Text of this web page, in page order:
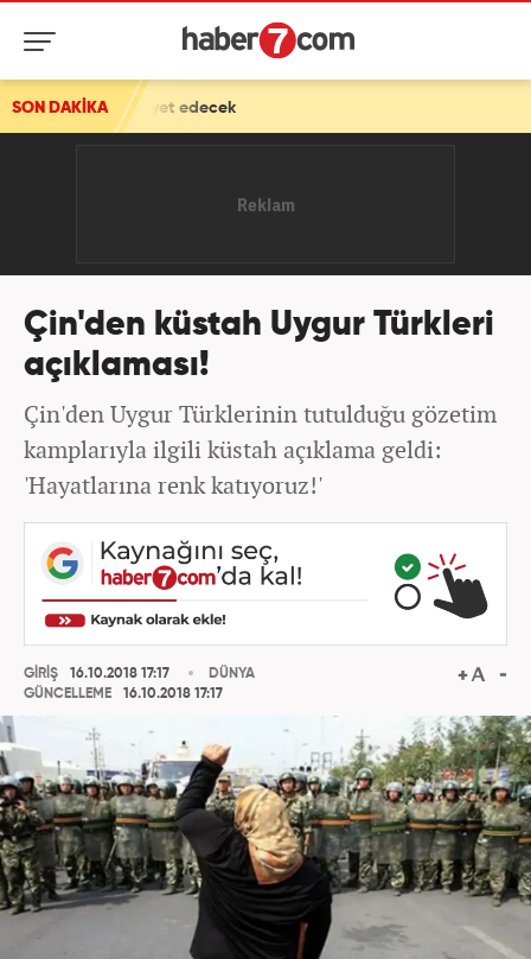
SON DAKİKA Türkiye'nin varlığı İsrail'i korkuttu! Netanyahu
Çin'den küstah Uygur Türkleri
açıklaması!
Çin'den Uygur Türklerinin tutulduğu gözetim
kamplarıyla ilgili küstah açıklama geldi:
'Hayatlarına renk katıyoruz!'
GİRİŞ
16.10.2018 17:17
GÜNCELLEME
16.10.2018 17:17
DÜNYA